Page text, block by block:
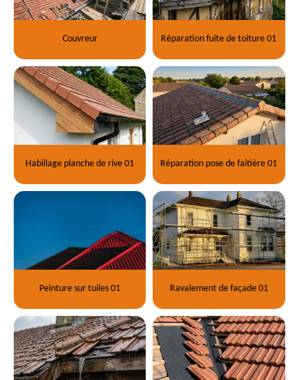
Couvreur Réparation fuite de toiture 01
Habillage planche de rive 01 Réparation pose de faitière 01
Peinture sur tuiles 01 Ravalement de façade 01